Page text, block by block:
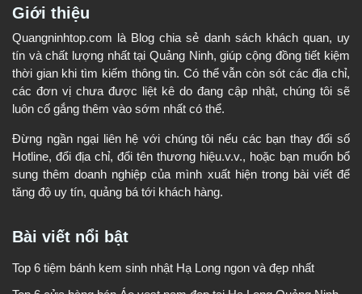
Giới thiệu
Quangninhtop.com là Blog chia sẻ danh sách khách quan, uy
tín và chất lượng nhất tại Quảng Ninh, giúp cộng đồng tiết kiệm
thời gian khi tìm kiếm thông tin. Có thể vẫn còn sót các địa chỉ,
các đơn vị chưa được liệt kê do đang cập nhật, chúng tôi sẽ
luôn cố gắng thêm vào sớm nhất có thể.
Đừng ngần ngại liên hệ với chúng tôi nếu các bạn thay đổi số
Hotline, đổi địa chỉ, đổi tên thương hiệu.v.v., hoặc bạn muốn bổ
sung thêm doanh nghiệp của mình xuất hiện trong bài viết để
tăng độ uy tín, quảng bá tới khách hàng.
Bài viết nổi bật
Top 6 tiệm bánh kem sinh nhật Hạ Long ngon và đẹp nhất